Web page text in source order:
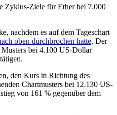
Zyklus-Ziele für Ether bei 7.000
nachdem es auf dem Tageschart
oben durchbrochen hatte. Der
bei 4.100 US-Dollar
den Kurs in Richtung des
Chartmusters bei 12.130 US-
von 161 % gegenüber dem